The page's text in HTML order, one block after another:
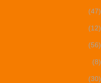
(47)
(12)
(56)
(8)
(30)